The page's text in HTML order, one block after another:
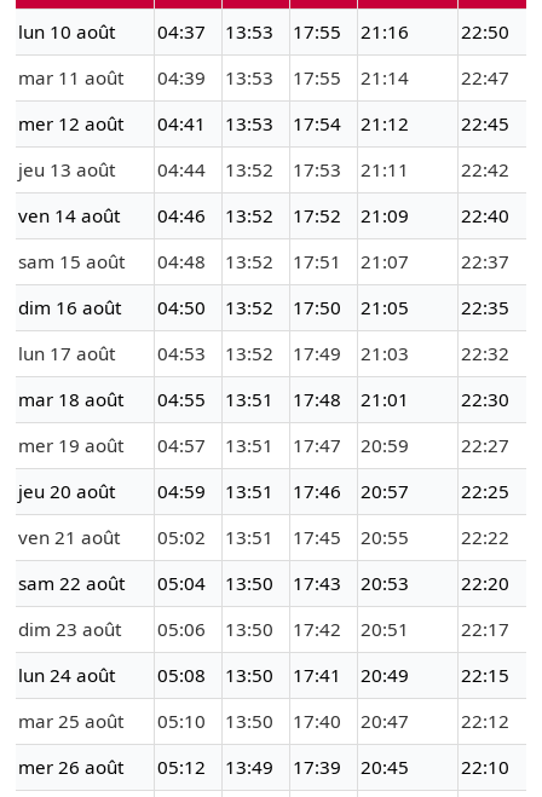
lun 10 août
04:37 13:53 17:55 21:16
22:50
mar 11 août
04:39 13:53 17:55 21:14
22:47
mer 12 août
04:41 13:53 17:54 21:12
22:45
jeu 13 août
04:44 13:52 17:53 21:11
22:42
ven 14 août
04:46 13:52 17:52 21:09
22:40
sam 15 août
04:48 13:52 17:51 21:07
22:37
dim 16 août
04:50 13:52 17:50 21:05
22:35
lun 17 août
04:53 13:52 17:49 21:03
22:32
mar 18 août
04:55 13:51 17:48 21:01
22:30
mer 19 août
04:57 13:51 17:47 20:59
22:27
jeu 20 août
04:59 13:51 17:46 20:57
22:25
ven 21 août
05:02 13:51 17:45 20:55
22:22
sam 22 août
05:04 13:50 17:43 20:53
22:20
dim 23 août
05:06 13:50 17:42 20:51
22:17
lun 24 août
05:08 13:50 17:41 20:49
22:15
mar 25 août
05:10 13:50 17:40 20:47
22:12
mer 26 août
05:12 13:49 17:39 20:45 22:10